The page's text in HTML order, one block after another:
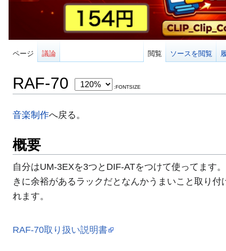
ページ 議論 閲覧 ソースを閲覧
RAF-70 :FONTSIZE
音楽制作へ戻る。
概要
自分はUM-3EXを3つとDIF-ATをつけて使ってます
きに余裕があるラックだとなんかうまいこと取り付
れます。
RAF-70取り扱い説明書